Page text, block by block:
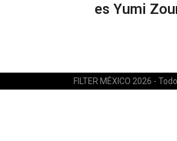
es Yumi
FILTER MÉXICO 2026 -